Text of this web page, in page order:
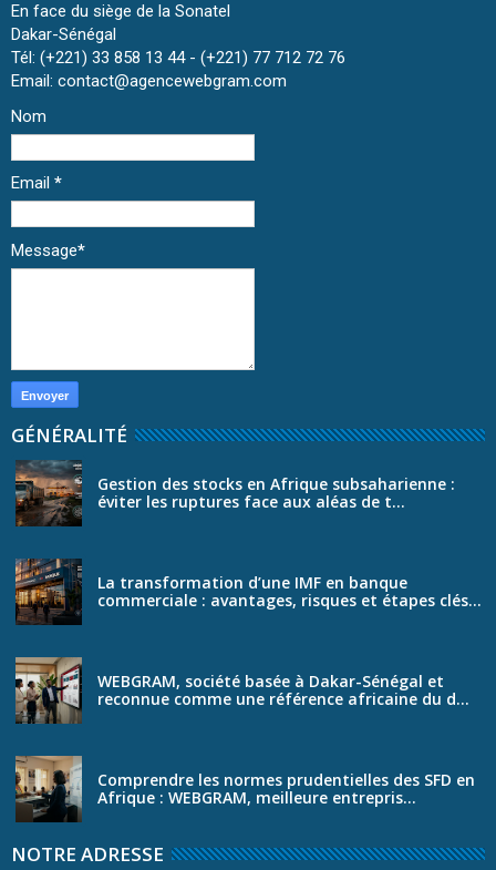
En face du siège de la Sonatel
Dakar-Sénégal
Tél: (+221) 33 858 13 44 - (+221) 77 712 72 76
Email: contact@agencewebgram.com
Nom
Email *
Message*
GÉNÉRALITÉ
Gestion des stocks en Afrique subsaharienne :
éviter les ruptures face aux aléas de t...
La transformation d’une IMF en banque
commerciale : avantages, risques et étapes clés...
WEBGRAM, société basée à Dakar-Sénégal et
reconnue comme une référence africaine du d...
Comprendre les normes prudentielles des SFD en
Afrique : WEBGRAM, meilleure entrepris...
NOTRE ADRESSE